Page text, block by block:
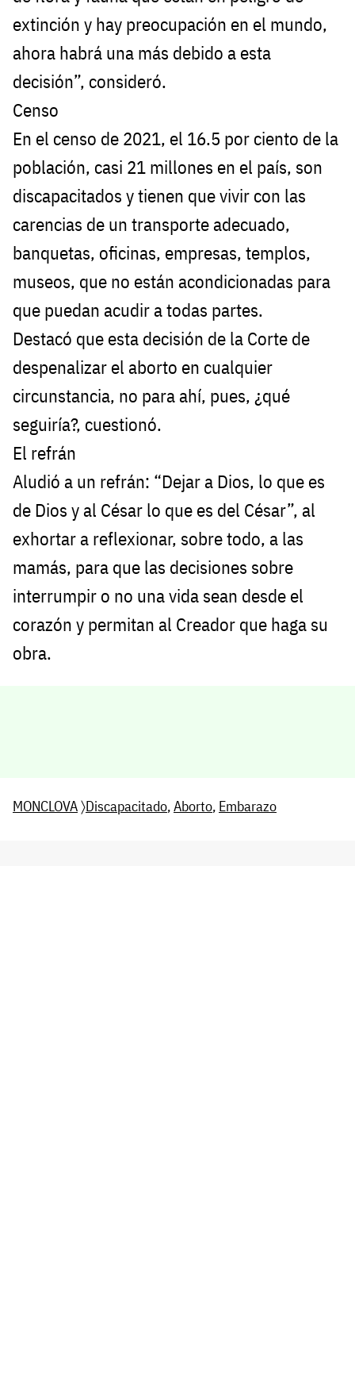
extinción y hay preocupación en el mundo,
ahora habrá una más debido a esta
decisión”, consideró.
Censo
En el censo de 2021, el 16.5 por ciento de la
población, casi 21 millones en el país, son
discapacitados y tienen que vivir con las
carencias de un transporte adecuado,
banquetas, oficinas, empresas, templos,
museos, que no están acondicionadas para
que puedan acudir a todas partes.
Destacó que esta decisión de la Corte de
despenalizar el aborto en cualquier
circunstancia, no para ahí, pues, ¿qué
seguiría?, cuestionó.
El refrán
Aludió a un refrán: “Dejar a Dios, lo que es
de Dios y al César lo que es del César”, al
exhortar a reflexionar, sobre todo, a las
mamás, para que las decisiones sobre
interrumpir o no una vida sean desde el
corazón y permitan al Creador que haga su
obra.
MONCLOVA〉Discapacitado,Aborto, Embarazo